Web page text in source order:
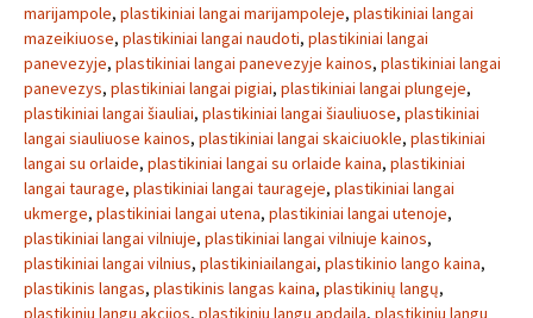
marijampole, plastikiniai langai marijampoleje, plastikiniai langai
mazeikiuose, plastikiniai langai naudoti, plastikiniai langai
panevezyje, plastikiniai langai panevezyje kainos, plastikiniai langai
panevezys, plastikiniai langai pigiai, plastikiniai langai plungeje,
plastikiniai langai šiauliai, plastikiniai langai šiauliuose, plastikiniai
langai siauliuose kainos, plastikiniai langai skaiciuokle, plastikiniai
langai su orlaide, plastikiniai langai su orlaide kaina, plastikiniai
langai taurage, plastikiniai langai taurageje, plastikiniai langai
ukmerge, plastikiniai langai utena, plastikiniai langai utenoje,
plastikiniai langai vilniuje, plastikiniai langai vilniuje kainos,
plastikiniai langai vilnius, plastikiniailangai, plastikinio lango kaina,
plastikinis langas, plastikinis langas kaina, plastikinių langų,
plastikiniu langu akcijos, plastikiniu langu apdaila, plastikiniu langu